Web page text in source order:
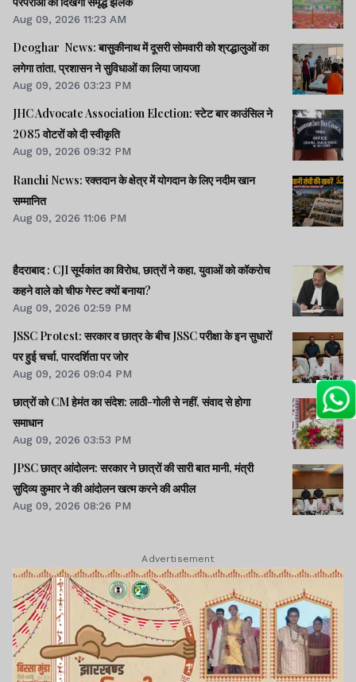
Aug 09, 2026 11:23 AM
Deoghar News: बासुकीनाथ में दूसरी सोमवारी को श्रद्धालुओं का
लगेगा तांता, प्रशासन ने सुविधाओं का लिया जायजा
Aug 09, 2026 03:23 PM
JHC Advocate Association Election: स्टेट बार काउंसिल ने
2085 वोटरों को दी स्वीकृति
Aug 09, 2026 09:32 PM
Ranchi News: रक्तदान के क्षेत्र में योगदान के लिए नदीम खान
सम्मानित
Aug 09, 2026 11:06 PM
हैदराबाद : CJI सूर्यकांत का विरोध, छात्रों ने कहा, युवाओं को कॉकरोच
कहने वाले को चीफ गेस्ट क्यों बनाया?
Aug 09, 2026 02:59 PM
JSSC Protest: सरकार व छात्र के बीच JSSC परीक्षा के इन सुधारों
पर हुई चर्चा, पारदर्शिता पर जोर
Aug 09, 2026 09:04 PM
छात्रों को CM हेमंत का संदेश: लाठी-गोली से नहीं, संवाद से होगा
समाधान
Aug 09, 2026 03:53 PM
JPSC छात्र आंदोलन: सरकार ने छात्रों की सारी बात मानी, मंत्री
सुदिव्य कुमार ने की आंदोलन खत्म करने की अपील
Aug 09, 2026 08:26 PM
Advertisement